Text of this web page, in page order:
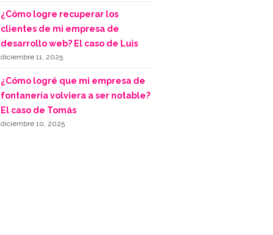
¿Cómo logre recuperar los
clientes de mi empresa de
desarrollo web? El caso de Luis
diciembre 11, 2025
¿Cómo logré que mi empresa de
fontanería volviera a ser notable?
El caso de Tomás
diciembre 10, 2025